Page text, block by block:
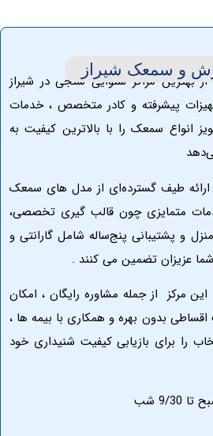
‏سمعک ‏شیراز
مراکزشنوایی سنجی در شیراز
و کادر متخصص ، خدمات
سمعک را با بالاترین کیفیت به
گسترده‌ای از مدل‌ های سمعک
چون قالب‌ گیری تخصصی،
پنج‌ساله شامل گارانتی و
تضمین می‌ کنند .
از جمله مشاوره رایگان ، امکان
بهره و همکاری با بیمه‌ ها ،
بازیابی کیفیت شنیداری خود